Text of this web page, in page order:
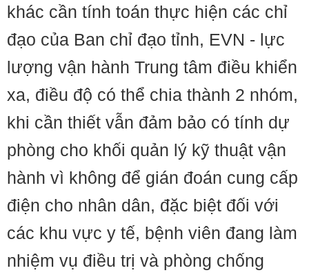
khác cần tính toán thực hiện các chỉ
đạo của Ban chỉ đạo tỉnh, EVN - lực
lượng vận hành Trung tâm điều khiển
xa, điều độ có thể chia thành 2 nhóm,
khi cần thiết vẫn đảm bảo có tính dự
phòng cho khối quản lý kỹ thuật vận
hành vì không để gián đoán cung cấp
điện cho nhân dân, đặc biệt đối với
các khu vực y tế, bệnh viên đang làm
nhiệm vụ điều trị và phòng chống